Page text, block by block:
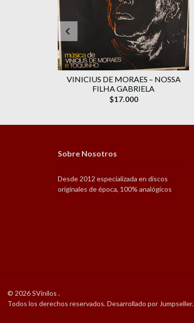
VINICIUS DE MORAES ‎– NOSSA
FILHA GABRIELA
$17.000
Sobre Nosotros
Desde 2012 especializada en discos
originales de época, 100% analógicos
© 2026 SVinilos .
Todos los derechos reservados.Desarrollado por Jumpseller.